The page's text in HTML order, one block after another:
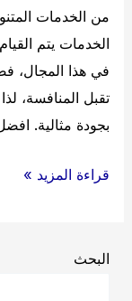
من الخدمات
الخدمات يتم
في هذا المجال،
تقبل المنافسة،
بجودة مثالية.
شركة
بالدمام
قراءة المزيد »
البحث